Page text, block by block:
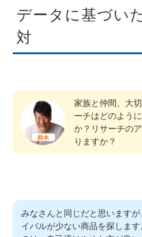
データに基づい
対
家族と仲間、大
ーチはどのよう
か？リサーチの
りますか？
みなさんと同じだと思います
イバルが少ない商品を探しま